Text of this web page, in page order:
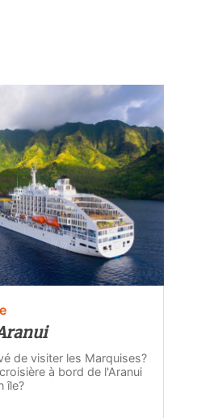
de visiter les Marquises?
à bord de l'Aranui
île?